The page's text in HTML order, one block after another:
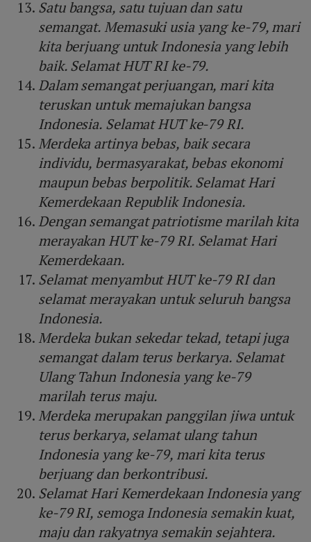
Satu bangsa, satu tujuan dan satu
semangat. Memasuki usia yang ke-79, mari
kita berjuang untuk Indonesia yang lebih
baik. Selamat HUT RI ke-79.
Dalam semangat perjuangan, mari kita
teruskan untuk memajukan bangsa
Indonesia. Selamat HUT ke-79 RI.
Merdeka artinya bebas, baik secara
individu, bermasyarakat, bebas ekonomi
maupun bebas berpolitik. Selamat Hari
Kemerdekaan Republik Indonesia.
Dengan semangat patriotisme marilah kita
merayakan HUT ke-79 RI. Selamat Hari
Kemerdekaan.
Selamat menyambut HUT ke-79 RI dan
selamat merayakan untuk seluruh bangsa
Indonesia.
Merdeka bukan sekedar tekad, tetapi juga
semangat dalam terus berkarya. Selamat
Ulang Tahun Indonesia yang ke-79
marilah terus maju.
Merdeka merupakan panggilan jiwa untuk
terus berkarya, selamat ulang tahun
Indonesia yang ke-79, mari kita terus
berjuang dan berkontribusi.
Selamat Hari Kemerdekaan Indonesia yang
ke-79 RI, semoga Indonesia semakin kuat,
maju dan rakyatnya semakin sejahtera.